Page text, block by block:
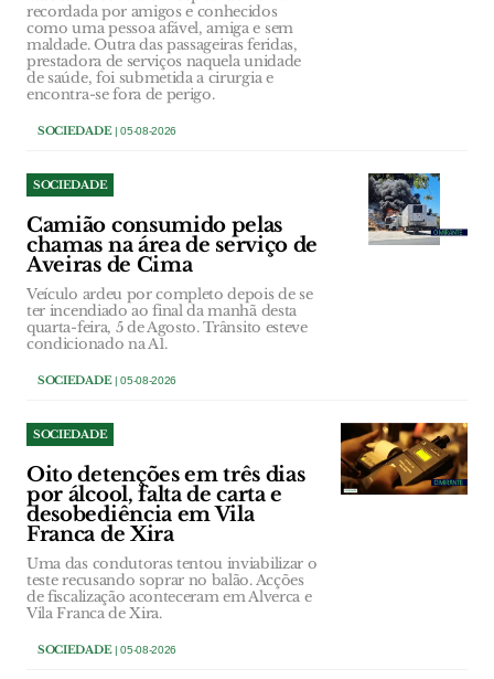
recordada por amigos e conhecidos
como uma pessoa afável, amiga e sem
maldade. Outra das passageiras feridas,
prestadora de serviços naquela unidade
de saúde, foi submetida a cirurgia e
encontra-se fora de perigo.
SOCIEDADE| 05-08-2026
SOCIEDADE
Camião consumido pelas
chamas na área de serviço de
Aveiras de Cima
Veículo ardeu por completo depois de se
ter incendiado ao final da manhã desta
quarta-feira, 5 de Agosto. Trânsito esteve
condicionado na A1.
SOCIEDADE| 05-08-2026
SOCIEDADE
Oito detenções em três dias
por álcool, falta de carta e
desobediência em Vila
Franca de Xira
Uma das condutoras tentou inviabilizar o
teste recusando soprar no balão. Acções
de fiscalização aconteceram em Alverca e
Vila Franca de Xira.
SOCIEDADE| 05-08-2026